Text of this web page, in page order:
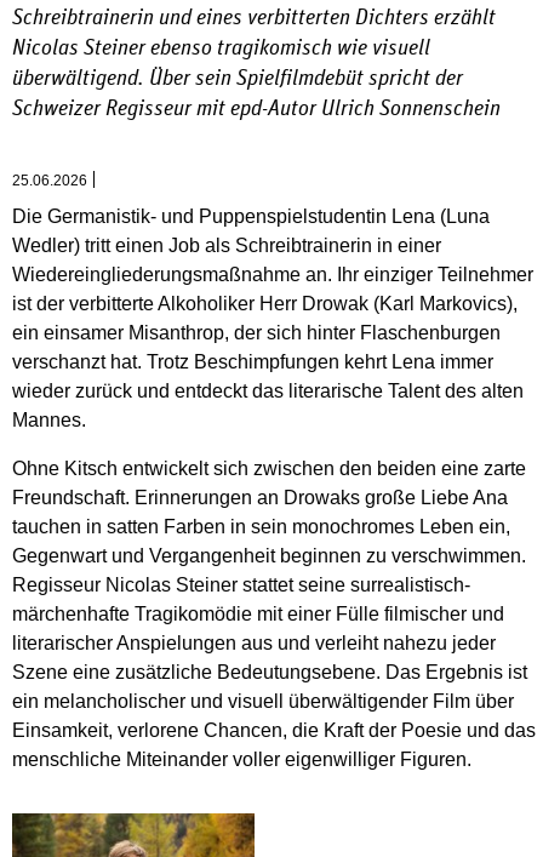
Schreibtrainerin und eines verbitterten Dichters erzählt
Nicolas Steiner ebenso tragikomisch wie visuell
überwältigend. Über sein Spielfilmdebüt spricht der
Schweizer Regisseur mit epd-Autor Ulrich Sonnenschein
25.06.2026
Die Germanistik- und Puppenspielstudentin Lena (Luna
Wedler) tritt einen Job als Schreibtrainerin in einer
Wiedereingliederungsmaßnahme an. Ihr einziger Teilnehmer
ist der verbitterte Alkoholiker Herr Drowak (Karl Markovics),
ein einsamer Misanthrop, der sich hinter Flaschenburgen
verschanzt hat. Trotz Beschimpfungen kehrt Lena immer
wieder zurück und entdeckt das literarische Talent des alten
Mannes.
Ohne Kitsch entwickelt sich zwischen den beiden eine zarte
Freundschaft. Erinnerungen an Drowaks große Liebe Ana
tauchen in satten Farben in sein monochromes Leben ein,
Gegenwart und Vergangenheit beginnen zu verschwimmen.
Regisseur Nicolas Steiner stattet seine surrealistisch-
märchenhafte Tragikomödie mit einer Fülle filmischer und
literarischer Anspielungen aus und verleiht nahezu jeder
Szene eine zusätzliche Bedeutungsebene. Das Ergebnis ist
ein melancholischer und visuell überwältigender Film über
Einsamkeit, verlorene Chancen, die Kraft der Poesie und das
menschliche Miteinander voller eigenwilliger Figuren.